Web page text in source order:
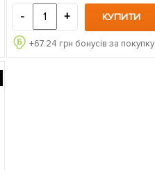
- + КУПИТИ
+67.24 грн бонусів за покупку